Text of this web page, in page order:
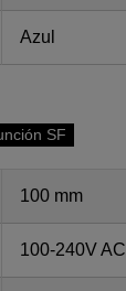
Azul
SF
100 mm
100-240V AC